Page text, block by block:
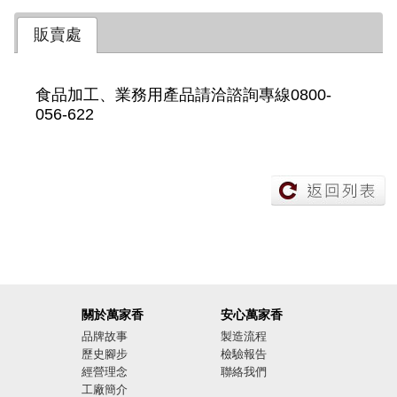
販賣處
食品加工、業務用產品請洽諮詢專線0800-
056-622
關於萬家香
品牌故事
歷史腳步
經營理念
工廠簡介
安心萬家香
製造流程
檢驗報告
聯絡我們